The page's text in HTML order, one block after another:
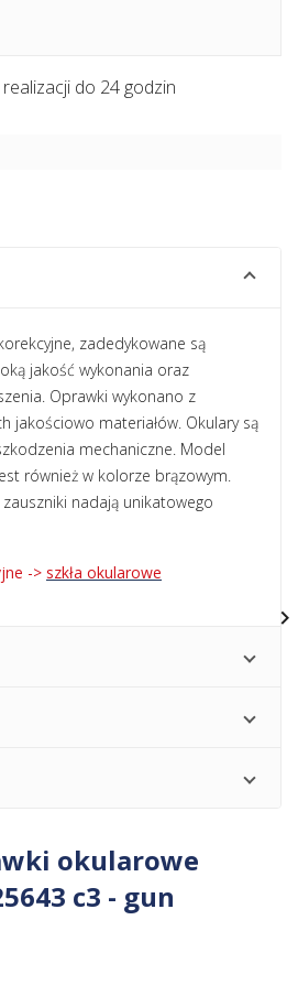
realizacji do 24 godzin
zadedykowane są
jakość wykonania oraz
Oprawki wykonano z
jakościowo materiałów. Okulary są
mechaniczne. Model
również w kolorze brązowym.
nadają unikatowego
-> szkła okularowe
okularowe
c3 - gun
